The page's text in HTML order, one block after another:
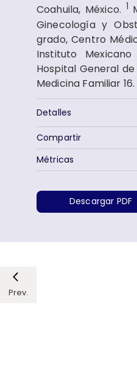
Coahuila, México. 1
Ginecología y
grado, Centro
Instituto
Hospital General
Medicina Familiar 16.
Detalles
Descargar PDF
Métricas
Compartir
Prev.